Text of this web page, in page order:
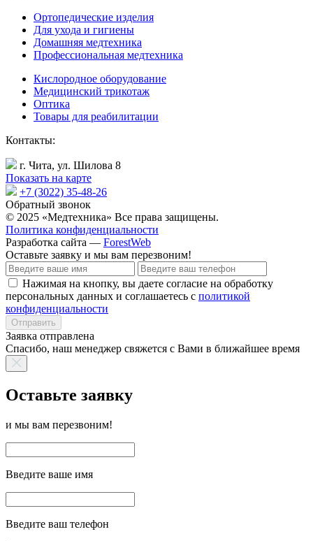
Ортопедические изделия
Для ухода и гигиены
Домашняя медтехника
Профессиональная медтехника
Кислородное оборудование
Медицинский трикотаж
Оптика
Товары для реабилитации
Контакты:
г. Чита, ул. Шилова 8
Показать на карте
+7 (3022) 35-48-26
Обратный звонок
© 2025 «Медтехника» Все права защищены.
Политика конфиденциальности
Разработка сайта — ForestWeb
Оставьте заявку и мы вам перезвоним!
Нажимая на кнопку, вы даете согласие на обработку
персональных данных и соглашаетесь с политикой
конфиденциальности
Отправить
Заявка отправлена
Спасибо, наш менеджер свяжется с Вами в ближайшее время
Оставьте заявку
и мы вам перезвоним!
Введите ваше имя
Введите ваш телефон